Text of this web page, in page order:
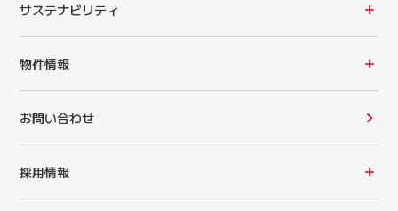
サステナビリティ
物件情報
お問い合わせ
採用情報